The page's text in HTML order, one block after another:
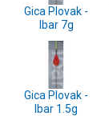
Gica Plovak -
Ibar 7g
Gica Plovak -
Ibar 1.5g